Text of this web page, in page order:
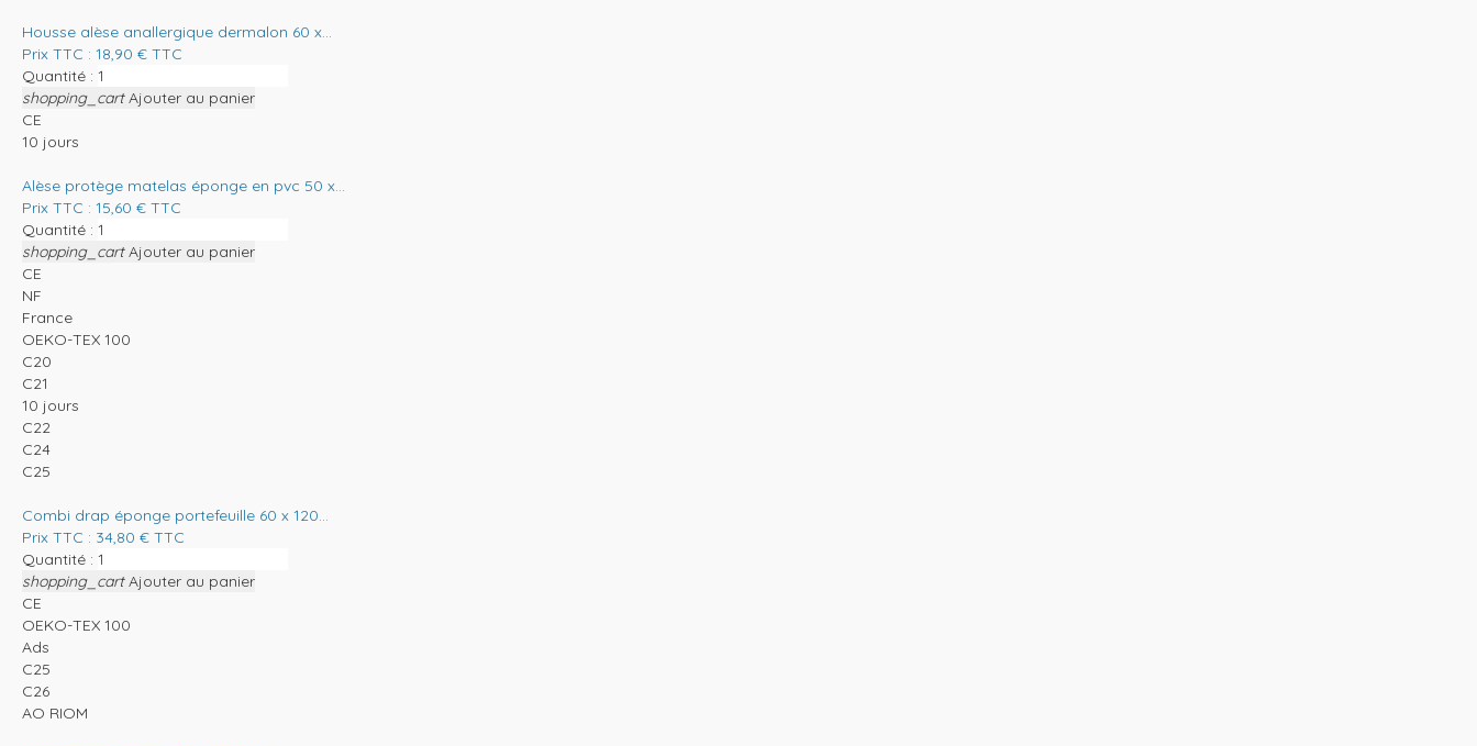
Housse alèse anallergique dermalon 60 x...
Prix TTC : 18,90 € TTC
Quantité :
shopping_cart Ajouter au panier
CE
10 jours
Alèse protège matelas éponge en pvc 50 x...
Prix TTC : 15,60 € TTC
Quantité :
shopping_cart Ajouter au panier
CE
NF
France
OEKO-TEX 100
C20
C21
10 jours
C22
C24
C25
Combi drap éponge portefeuille 60 x 120...
Prix TTC : 34,80 € TTC
Quantité :
shopping_cart Ajouter au panier
CE
OEKO-TEX 100
Ads
C25
C26
AO RIOM